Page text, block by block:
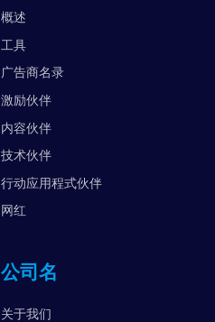
概述
工具
广告商名录
激励伙伴
内容伙伴
技术伙伴
行动应用程式伙伴
网红
公司名
关于我们